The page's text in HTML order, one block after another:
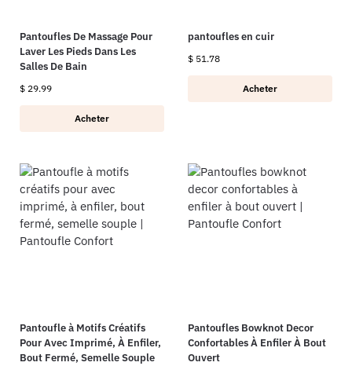
Pantoufles De Massage Pour
Laver Les Pieds Dans Les
Salles De Bain
$ 29.99
Acheter
pantoufles en cuir
$ 51.78
Acheter
Pantoufle à Motifs Créatifs
Pour Avec Imprimé, À Enfiler,
Bout Fermé, Semelle Souple
Pantoufles Bowknot Decor
Confortables À Enfiler À Bout
Ouvert